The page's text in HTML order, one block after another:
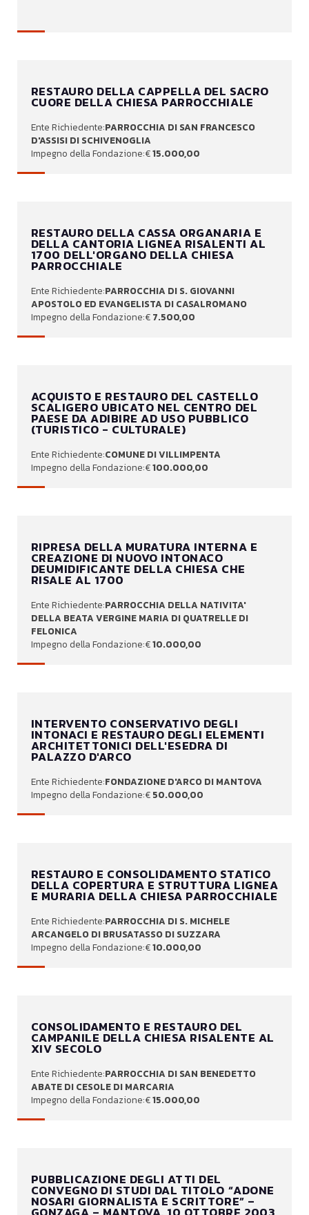
RESTAURO DELLA CAPPELLA DEL SACRO
CUORE DELLA CHIESA PARROCCHIALE
PARROCCHIA DI SAN FRANCESCO
D'ASSISI DI SCHIVENOGLIA
15.000,00
RESTAURO DELLA CASSA ORGANARIA E
DELLA CANTORIA LIGNEA RISALENTI AL
1700 DELL'ORGANO DELLA CHIESA
PARROCCHIALE
PARROCCHIA DI S. GIOVANNI
APOSTOLO ED EVANGELISTA DI CASALROMANO
7.500,00
ACQUISTO E RESTAURO DEL CASTELLO
SCALIGERO UBICATO NEL CENTRO DEL
PAESE DA ADIBIRE AD USO PUBBLICO
(TURISTICO - CULTURALE)
COMUNE DI VILLIMPENTA
100.000,00
RIPRESA DELLA MURATURA INTERNA E
CREAZIONE DI NUOVO INTONACO
DEUMIDIFICANTE DELLA CHIESA CHE
RISALE AL 1700
PARROCCHIA DELLA NATIVITA'
DELLA BEATA VERGINE MARIA DI QUATRELLE DI
FELONICA
10.000,00
INTERVENTO CONSERVATIVO DEGLI
INTONACI E RESTAURO DEGLI ELEMENTI
ARCHITETTONICI DELL'ESEDRA DI
PALAZZO D'ARCO
FONDAZIONE D'ARCO DI MANTOVA
50.000,00
RESTAURO E CONSOLIDAMENTO STATICO
DELLA COPERTURA E STRUTTURA LIGNEA
E MURARIA DELLA CHIESA PARROCCHIALE
PARROCCHIA DI S. MICHELE
ARCANGELO DI BRUSATASSO DI SUZZARA
10.000,00
CONSOLIDAMENTO E RESTAURO DEL
CAMPANILE DELLA CHIESA RISALENTE AL
XIV SECOLO
PARROCCHIA DI SAN BENEDETTO
ABATE DI CESOLE DI MARCARIA
15.000,00
PUBBLICAZIONE DEGLI ATTI DEL
CONVEGNO DI STUDI DAL TITOLO “ADONE
NOSARI GIORNALISTA E SCRITTORE” –